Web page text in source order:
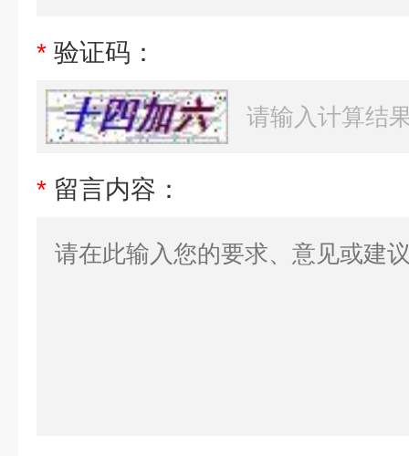
* 验证码：
* 留言内容：